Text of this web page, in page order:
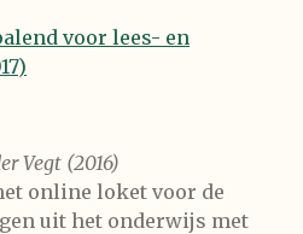
voor lees- en
Vegt (2016)
online loket voor de
uit het onderwijs met